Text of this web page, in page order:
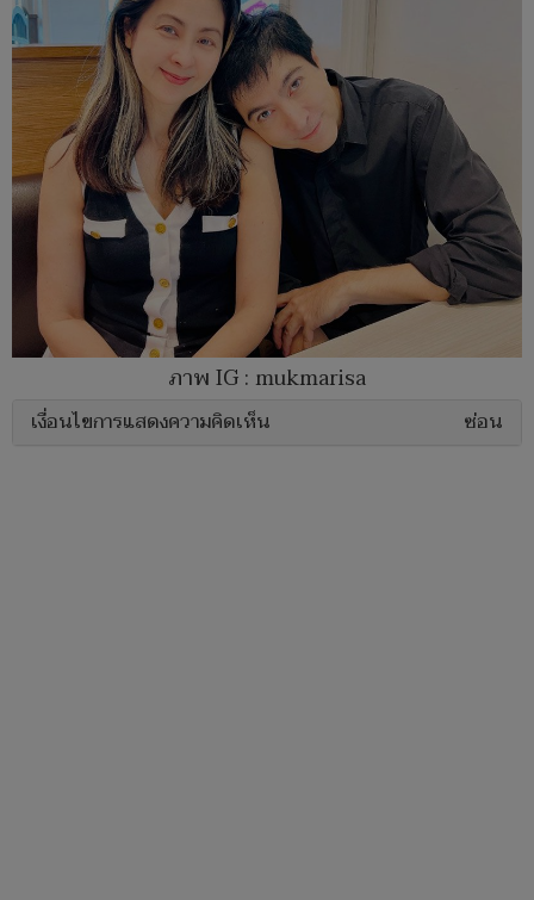
ภาพ IG : mukmarisa
เงื่อนไขการแสดงความคิดเห็น ซ่อน